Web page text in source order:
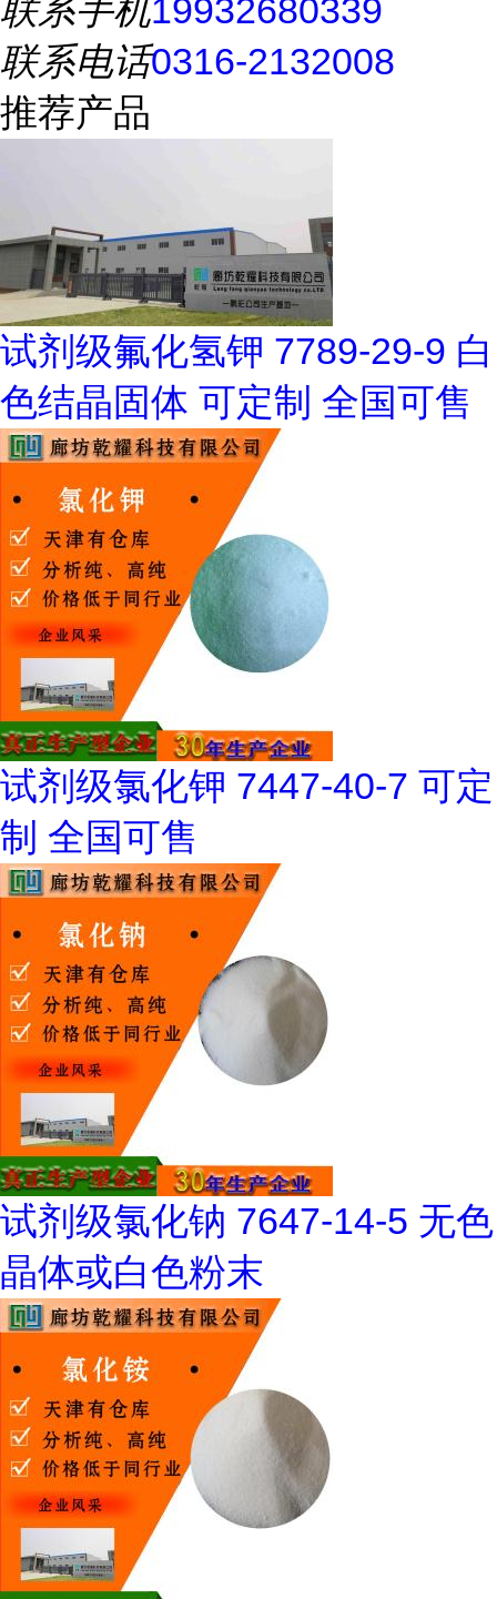
联系手机19932680339
联系电话0316-2132008
推荐产品
试剂级氟化氢钾 7789-29-9 白
色结晶固体 可定制 全国可售
试剂级氯化钾 7447-40-7 可定
制 全国可售
试剂级氯化钠 7647-14-5 无色
晶体或白色粉末